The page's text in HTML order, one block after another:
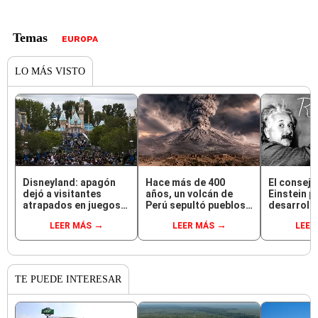
EUROPA
LO MÁS VISTO
Disneyland: apagón
dejó a visitantes
atrapados en juegos
LEER MÁS
Hace más de 400
años, un volcán de
Perú sepultó pueblos y
veranos más fríos de
la historia: sigue bajo
LEER MÁS
El
Einstein
tiene que
TE PUEDE INTERESAR